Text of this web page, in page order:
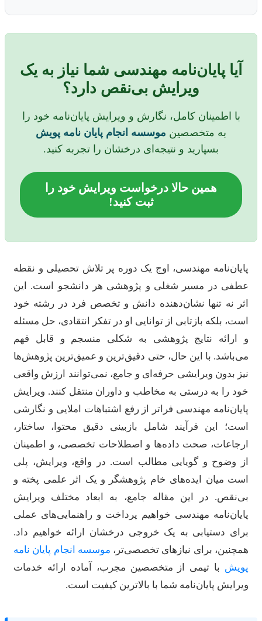
آیا پایان‌نامه مهندسی شما نیاز به یک
ویرایش بی‌نقص دارد؟
با اطمینان کامل، نگارش و ویرایش پایان‌نامه خود را
به متخصصینموسسه انجام پایان نامه پویش
بسپارید و نتیجه‌ای درخشان را تجربه کنید.
همین حالا درخواست ویرایش خود را
ثبت کنید!
پایان‌نامه مهندسی، اوج یک دوره پر تلاش تحصیلی و نقطه
عطفی در مسیر شغلی و پژوهشی هر دانشجو است. این
اثر نه تنها نشان‌دهنده دانش و تخصص فرد در رشته خود
است، بلکه بازتابی از توانایی او در تفکر انتقادی، حل مسئله
و ارائه نتایج پژوهشی به شکلی منسجم و قابل فهم
می‌باشد. با این حال، حتی دقیق‌ترین و عمیق‌ترین پژوهش‌ها
نیز بدون ویرایشی حرفه‌ای و جامع، نمی‌توانند ارزش واقعی
خود را به درستی به مخاطب و داوران منتقل کنند. ویرایش
پایان‌نامه مهندسی فراتر از رفع اشتباهات املایی و نگارشی
است؛ این فرآیند شامل بازبینی دقیق محتوا، ساختار،
ارجاعات، صحت داده‌ها و اصطلاحات تخصصی، و اطمینان
از وضوح و گویایی مطالب است. در واقع، ویرایش، پلی
است میان ایده‌های خام پژوهشگر و یک اثر علمی پخته و
بی‌نقص. در این مقاله جامع، به ابعاد مختلف ویرایش
پایان‌نامه مهندسی خواهیم پرداخت و راهنمایی‌های عملی
برای دستیابی به یک خروجی درخشان ارائه خواهیم داد.
برای نیازهای تخصصی‌تر،موسسه انجام پایان نامه
پویشبا تیمی از متخصصین مجرب، آماده ارائه خدمات
ویرایش پایان‌نامه شما با بالاترین کیفیت است.